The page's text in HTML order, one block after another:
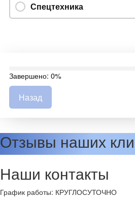
Спецтехника
Завершено: 0%
Назад
Отзывы наших
Наши контакты
График работы: КРУГЛОСУТОЧНО